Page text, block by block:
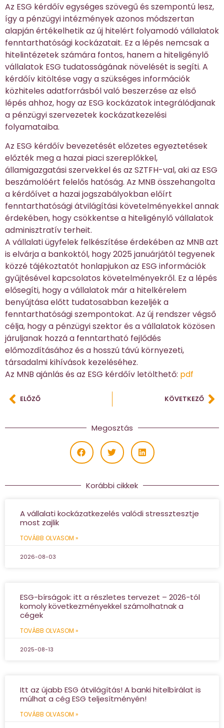
Az ESG kérdőív egységes szövegű és szempontú lesz,
így a pénzügyi intézmények azonos módszertan
alapján értékelhetik az új hitelért folyamodó vállalatok
fenntarthatósági kockázatait. Ez a lépés nemcsak a
hitelintézetek számára fontos, hanem a hiteligénylő
vállalatok ESG tudatosságának növelését is segíti. A
kérdőív kitöltése vagy a szükséges információk
közhiteles adatforrásból való beszerzése az első
lépés ahhoz, hogy az ESG kockázatok integrálódjanak
a pénzügyi szervezetek kockázatkezelési
folyamataiba.
Az ESG kérdőív bevezetését előzetes egyeztetések
előzték meg a hazai piaci szereplőkkel,
államigazgatási szervekkel és az SZTFH-val, aki az ESG
beszámolóért felelős hatóság. Az MNB összehangolta
a kérdőívet a hazai jogszabályokban előírt
fenntarthatósági átvilágítási követelményekkel annak
érdekében, hogy csökkentse a hiteligénylő vállalatok
adminisztratív terheit.
A vállalati ügyfelek felkészítése érdekében az MNB azt
is elvárja a bankoktól, hogy 2025 januárjától tegyenek
közzé tájékoztatót honlapjukon az ESG információk
gyűjtésével kapcsolatos követelményekről. Ez a lépés
elősegíti, hogy a vállalatok már a hitelkérelem
benyújtása előtt tudatosabban kezeljék a
fenntarthatósági szempontokat. Az új rendszer végső
célja, hogy a pénzügyi szektor és a vállalatok közösen
járuljanak hozzá a fenntartható fejlődés
előmozdításához és a hosszú távú környezeti,
társadalmi kihívások kezeléséhez.
Az MNB ajánlás és az ESG kérdőív letölthető: pdf
ELŐZŐ KÖVETKEZŐ
Megosztás
Korábbi cikkek
A vállalati kockázatkezelés valódi stressztesztje
most zajlik
TOVÁBB OLVASOM »
2026-08-03
ESG-bírságok: itt a részletes tervezet – 2026-tól
komoly következményekkel számolhatnak a
cégek
TOVÁBB OLVASOM »
2025-08-13
Itt az újabb ESG átvilágítás! A banki hitelbírálat is
múlhat a cég ESG teljesítményén!
TOVÁBB OLVASOM »